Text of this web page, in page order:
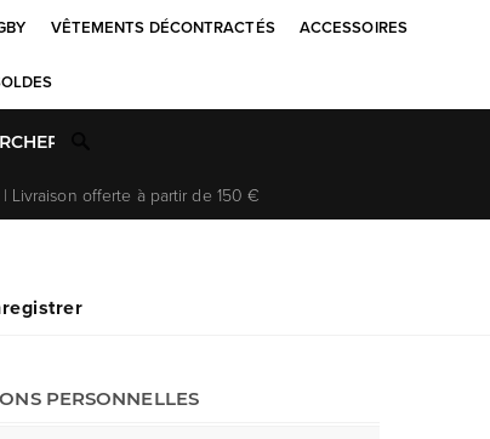
VÊTEMENTS DÉCONTRACTÉS ACCESSOIRES
Livraison offerte à partir de 150 €
PERSONNELLES